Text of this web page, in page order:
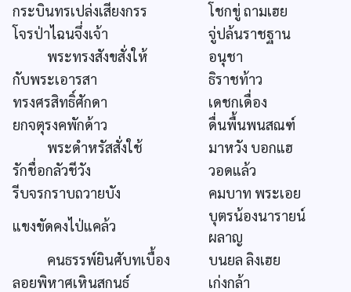
กระบินทรเปล่งเสียงกรร
โชกขู่ ถามเฮย
โจรป่าไฉนจึ่งเจ้า
จู่ปล้นราชฐาน
พระทรงสังขสั่งให้
อนุชา
กับพระเอารสา
ธิราชท้าว
ทรงศรสิทธิ์ศักดา
เดชกเดื่อง
ยกจตุรงคพักด้าว
ดื่นพื้นพนสณฑ์
พระดำหรัสสั่งใช้
มาหวัง บอกแฮ
รักชื่อกลัวชีวัง
วอดแล้ว
รีบจรกราบถวายบัง
คมบาท พระเอย
แขงขัดคงไป่แคล้ว
บุตรน้องนารายน์
ผลาญ
คนธรรพ์ยินศับทเบื้อง
บนยล ลิงเฮย
ลอยพิหาศเหินสกนธ์
เก่งกล้า